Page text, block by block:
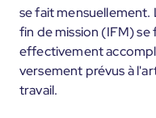
se fait
fin de mission (IFM) se
effectivement
versement prévus à
travail.